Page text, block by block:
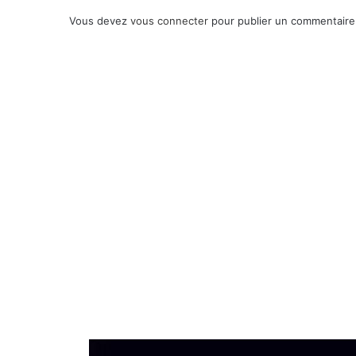
Vous devez vous connecter pour publier un